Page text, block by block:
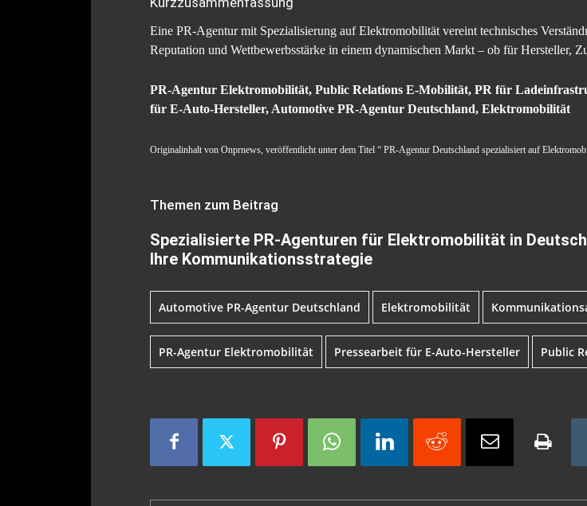
Eine PR-Agentur mit Spezialisierung auf Elektromobilität vereint technisches
Reputation und Wettbewerbsstärke in einem dynamischen Markt – ob für Hersteller,
PR-Agentur Elektromobilität, Public Relations E-Mobilität, PR für
für E-Auto-Hersteller, Automotive PR-Agentur Deutschland, Elektromobilität
Originalinhalt von Onprnews, veröffentlicht unter dem Titel “ PR-Agentur Deutschland spezialisiert auf
Themen zum Beitrag
Spezialisierte PR-Agenturen für Elektromobilität in
Ihre Kommunikationsstrategie
Automotive PR-Agentur Deutschland Elektromobilität
PR-Agentur Elektromobilität Pressearbeit für E-Auto-Hersteller Public